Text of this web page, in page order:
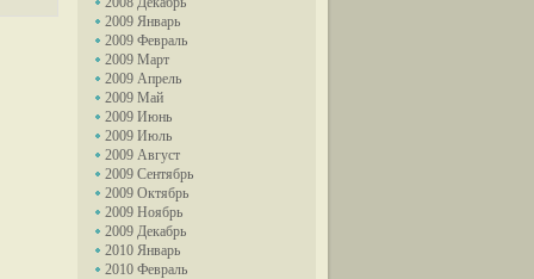
2009 Январь
2009 Февраль
2009 Март
2009 Апрель
2009 Май
2009 Июнь
2009 Июль
2009 Август
2009 Сентябрь
2009 Октябрь
2009 Ноябрь
2009 Декабрь
2010 Январь
2010 Февраль